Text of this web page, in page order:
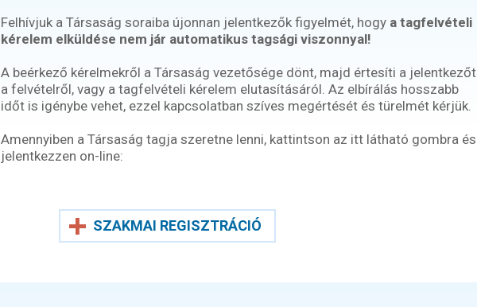
Felhívjuk a Társaság soraiba újonnan jelentkezők figyelmét, hogy a tagfelvételi
kérelem elküldése nem jár automatikus tagsági viszonnyal!
A beérkező kérelmekről a Társaság vezetősége dönt, majd értesíti a jelentkezőt
a felvételről, vagy a tagfelvételi kérelem elutasításáról. Az elbírálás hosszabb
időt is igénybe vehet, ezzel kapcsolatban szíves megértését és türelmét kérjük.
Amennyiben a Társaság tagja szeretne lenni, kattintson az itt látható gombra és
jelentkezzen on-line:
SZAKMAI REGISZTRÁCIÓ